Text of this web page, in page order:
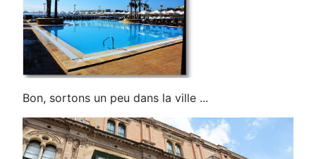
Bon, sortons un peu dans la ville ...